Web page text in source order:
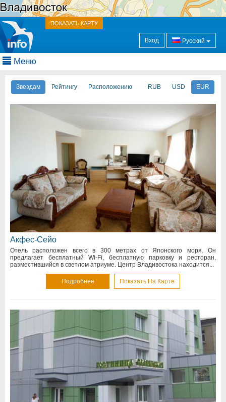
ПОКАЗАТЬ КАРТУ
Вход Русский
Меню
Звездам Рейтингу Расположению RUB USD EUR
Акфес-Сейо
Отель расположен всего в 300 метрах от Японского моря. Он
предлагает бесплатный Wi-Fi, бесплатную парковку и ресторан,
разместившийся в светлом атриуме. Центр Владивостока находится...
Подробнее Показать На Карте